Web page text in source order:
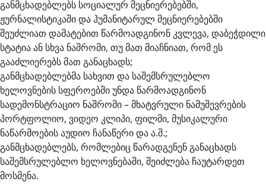
განმცხადებლებს სოციალურ მეცნიერებებში,
ჟურნალისტიკაში და ჰუმანიტარულ მეცნიერებებში
შეუძლიათ დამატებით წარმოადგინონ კვლევა, დაბეჭდილი
სტატია ან სხვა ნაშრომი, თუ მათ მიაჩნიათ, რომ ეს
გააძლიერებს მათ განაცხადს;
განმცხადებლებმა სახვით და საშემსრულებლო
ხელოვნების სფეროებში უნდა წარმოადგინონ
სადემონსტრაციო ნაშრომი – მხატვრული ნამუშევრების
პორტფოლიო, ვიდეო კლიპი, ფილმი, მუსიკალური
ნაწარმოების აუდიო ჩანაწერი და ა.შ.;
განმცხადებლებს, რომლებიც წარადგენენ განაცხადს
საშემსრულებლო ხელოვნებაში, შეიძლება ჩაუტარდეთ
მოსმენა.